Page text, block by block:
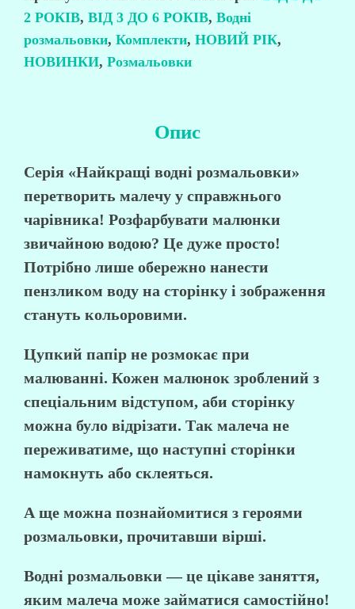
кількість
2 РОКІВ, ВІД 3 ДО 6 РОКІВ, Водні
розмальовки, Комплекти, НОВИЙ РІК,
НОВИНКИ, Розмальовки
Опис
Серія «Найкращі водні розмальовки»
перетворить малечу у справжнього
чарівника! Розфарбувати малюнки
звичайною водою? Це дуже просто!
Потрібно лише обережно нанести
пензликом воду на сторінку і зображення
стануть кольоровими.
Цупкий папір не розмокає при
малюванні. Кожен малюнок зроблений з
спеціальним відступом, аби сторінку
можна було відрізати. Так малеча не
переживатиме, що наступні сторінки
намокнуть або склеяться.
А ще можна познайомитися з героями
розмальовки, прочитавши вірші.
Водні розмальовки — це цікаве заняття,
яким малеча може займатися самостійно!